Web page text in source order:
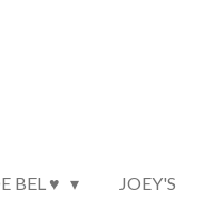
BEL ♥ JOEY'S